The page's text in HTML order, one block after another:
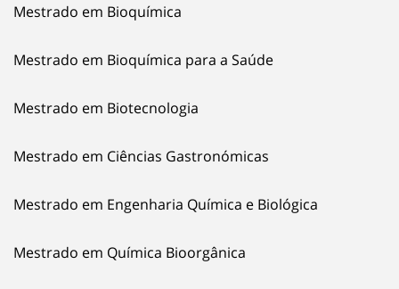
Mestrado em Bioquímica
Mestrado em Bioquímica para a Saúde
Mestrado em Biotecnologia
Mestrado em Ciências Gastronómicas
Mestrado em Engenharia Química e Biológica
Mestrado em Química Bioorgânica